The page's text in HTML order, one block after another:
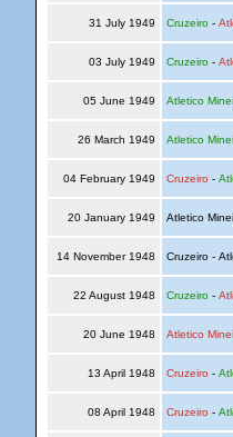
31 July 1949 Cruzeiro-
03 July 1949 Cruzeiro-
05 June 1949 Atletico
26 March 1949 Atletico
04 February 1949 Cruzeiro -
20 January 1949 Atletico
14 November 1948 Cruzeiro -
22 August 1948 Cruzeiro-
20 June 1948 Atletico
13 April 1948 Cruzeiro -
08 April 1948 Cruzeiro -